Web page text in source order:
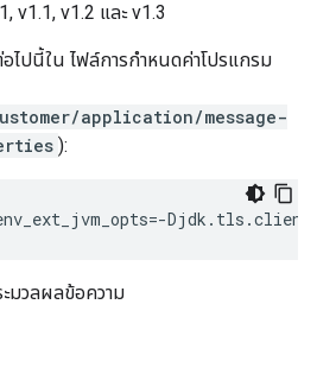
v1.1, v1.2 และ v1.3
ไปนี้ใน ไฟล์การกำหนดค่าโปรแกรม
application/message-
):
มวลผลข้อความ